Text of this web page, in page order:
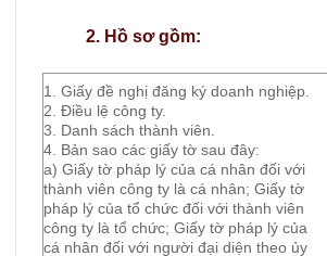
2. Hồ sơ gồm:
1. Giấy đề nghị đăng ký doanh nghiệp.
2. Điều lệ công ty.
3. Danh sách thành viên.
4. Bản sao các giấy tờ sau đây:
a) Giấy tờ pháp lý của cá nhân đối với
thành viên công ty là cá nhân; Giấy tờ
pháp lý của tổ chức đối với thành viên
công ty là tổ chức; Giấy tờ pháp lý của
cá nhân đối với người đại diện theo ủy